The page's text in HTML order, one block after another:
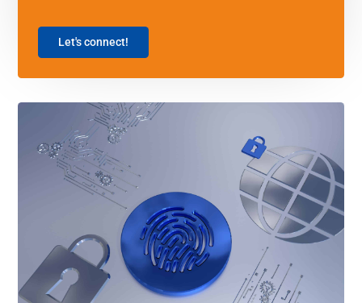
Let's connect!